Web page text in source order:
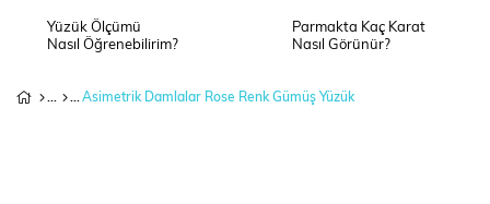
Yüzük Ölçümü
Nasıl Öğrenebilirim?
Parmakta Kaç Karat
Nasıl Görünür?
Asimetrik Damlalar Rose Renk Gümüş Yüzük